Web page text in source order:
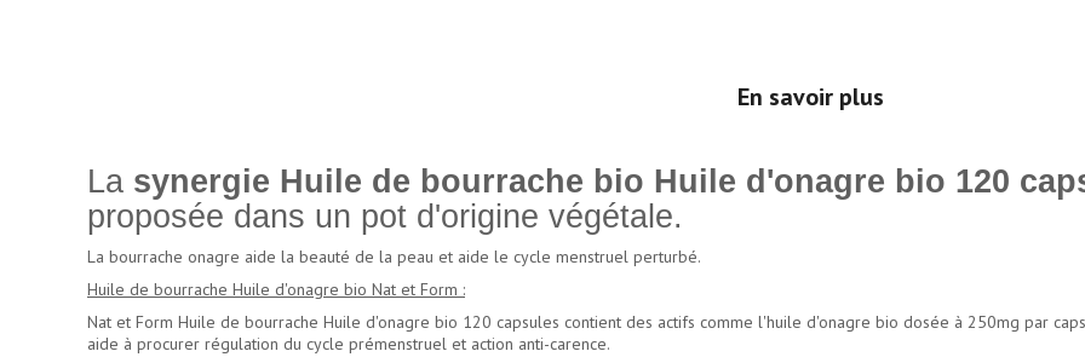
En savoir plus
La synergie Huile de bourrache bio Huile d'onagre bio 120
proposée dans un pot d'origine végétale.
La bourrache onagre aide la beauté de la peau et aide le cycle menstruel perturbé.
Huile de bourrache Huile d'onagre bio Nat et Form :
Nat et Form Huile de bourrache Huile d'onagre bio 120 capsules contient des actifs comme l'huile d'onagre bio dosée à 250mg par
aide à procurer régulation du cycle prémenstruel et action anti-carence.